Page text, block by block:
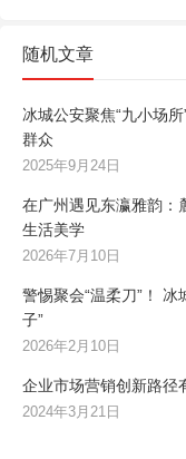
随机文章
冰城公安聚焦“九小场
群众
2025年9月24日
在广州遇见东瀛雅韵：
生活美学
2026年7月10日
警惕聚会“温柔刀”！
子”
2026年2月10日
企业市场营销创新路径
2024年3月21日